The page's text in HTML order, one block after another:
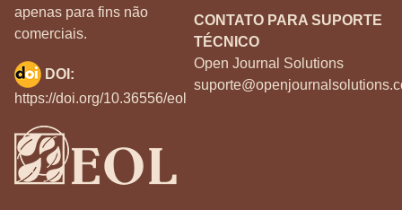
apenas para fins não
comerciais.
CONTATO PARA SUPORTE
TÉCNICO
Open Journal Solutions
DOI:
https://doi.org/10.36556/eol